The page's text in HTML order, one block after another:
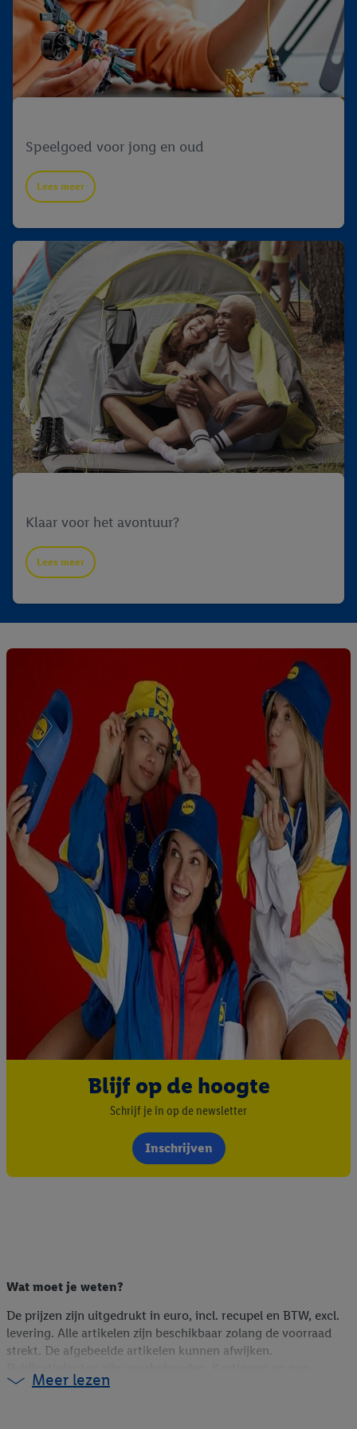
Speelgoed voor jong en oud
Lees meer
Klaar voor het avontuur?
Lees meer
Blijf op de hoogte
Schrijf je in op de newsletter
Inschrijven
Wat moet je weten?
De prijzen zijn uitgedrukt in euro, incl. recupel en BTW, excl.
levering. Alle artikelen zijn beschikbaar zolang de voorraad
strekt. De afgebeelde artikelen kunnen afwijken.
foodartikelen zijn berekend op de webshopprijs (indien online
Meer lezen
toestemming te allen tijde met vooruitwerkende kracht in te
trekken, vindt u in onzeprivacyverklaring
Je vindt het
impressum hier.